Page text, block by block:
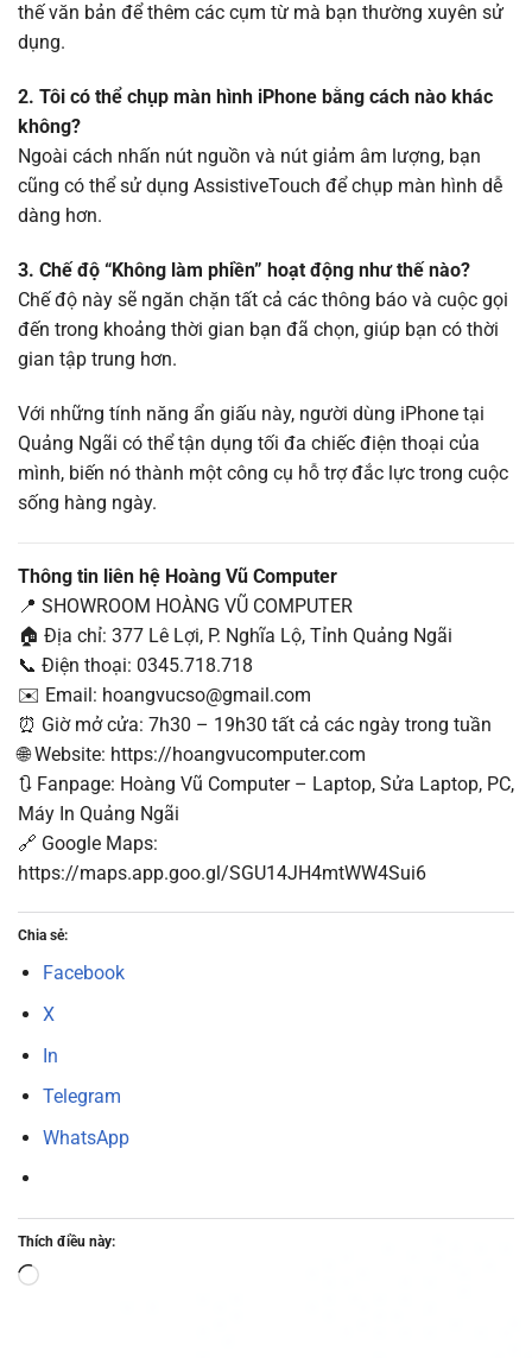
thế văn bản để thêm các cụm từ mà bạn thường xuyên sử
dụng.
2. Tôi có thể chụp màn hình iPhone bằng cách nào khác
không?
Ngoài cách nhấn nút nguồn và nút giảm âm lượng, bạn
cũng có thể sử dụng AssistiveTouch để chụp màn hình dễ
dàng hơn.
3. Chế độ “Không làm phiền” hoạt động như thế nào?
Chế độ này sẽ ngăn chặn tất cả các thông báo và cuộc gọi
đến trong khoảng thời gian bạn đã chọn, giúp bạn có thời
gian tập trung hơn.
Với những tính năng ẩn giấu này, người dùng iPhone tại
Quảng Ngãi có thể tận dụng tối đa chiếc điện thoại của
mình, biến nó thành một công cụ hỗ trợ đắc lực trong cuộc
sống hàng ngày.
Thông tin liên hệ Hoàng Vũ Computer
📍 SHOWROOM HOÀNG VŨ COMPUTER
🏠 Địa chỉ: 377 Lê Lợi, P. Nghĩa Lộ, Tỉnh Quảng Ngãi
📞 Điện thoại: 0345.718.718
✉️ Email: hoangvucso@gmail.com
⏰ Giờ mở cửa: 7h30 – 19h30 tất cả các ngày trong tuần
🌐 Website: https://hoangvucomputer.com
🔃 Fanpage: Hoàng Vũ Computer – Laptop, Sửa Laptop, PC,
Máy In Quảng Ngãi
🔗 Google Maps:
https://maps.app.goo.gl/SGU14JH4mtWW4Sui6
Chia sẻ:
Facebook
X
In
Telegram
WhatsApp
Thích điều này:
Đang